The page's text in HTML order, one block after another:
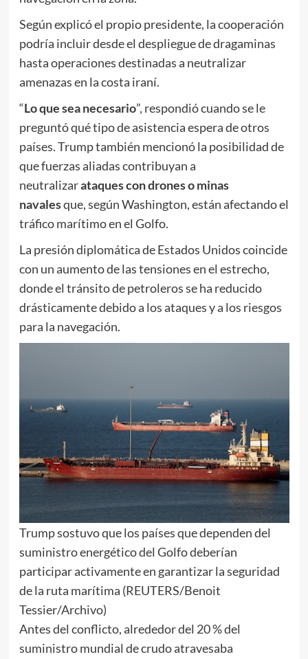
Según explicó el propio presidente, la cooperación
podría incluir desde el despliegue de dragaminas
hasta operaciones destinadas a neutralizar
amenazas en la costa iraní.
“Lo que sea necesario”, respondió cuando se le
preguntó qué tipo de asistencia espera de otros
países. Trump también mencionó la posibilidad de
que fuerzas aliadas contribuyan a
neutralizarataques con drones o minas
navalesque, según Washington, están afectando el
tráfico marítimo en el Golfo.
La presión diplomática de Estados Unidos coincide
con un aumento de las tensiones en el estrecho,
donde el tránsito de petroleros se ha reducido
drásticamente debido a los ataques y a los riesgos
para la navegación.
Trump sostuvo que los países que dependen del
suministro energético del Golfo deberían
participar activamente en garantizar la seguridad
de la ruta marítima (REUTERS/Benoit
Tessier/Archivo)
Antes del conflicto, alrededor del 20 % del
suministro mundial de crudo atravesaba